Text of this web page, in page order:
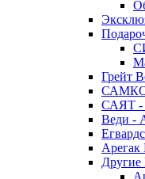
Грейт
САЯТ
Веди -
Арегак
Другие